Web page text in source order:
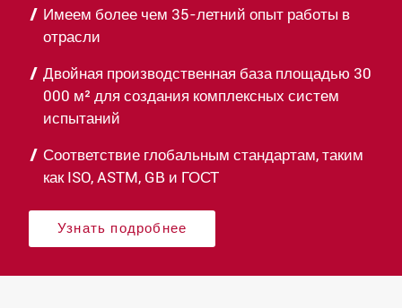
Имеем более чем 35-летний опыт работы в
отрасли
Двойная производственная база площадью 30
000 м² для создания комплексных систем
испытаний
Соответствие глобальным стандартам, таким
как ISO, ASTM, GB и ГОСТ
Узнать подробнее